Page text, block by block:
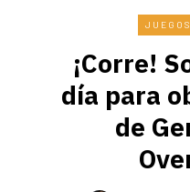
JUEGOS
¡Corre!
día para
de